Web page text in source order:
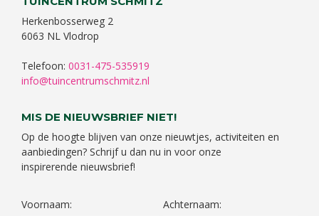
Herkenbosserweg 2
6063 NL Vlodrop
Telefoon: 0031-475-535919
info@tuincentrumschmitz.nl
MIS DE NIEUWSBRIEF NIET!
Op de hoogte blijven van onze nieuwtjes, activiteiten en
aanbiedingen? Schrijf u dan nu in voor onze
inspirerende nieuwsbrief!
Voornaam: Achternaam: